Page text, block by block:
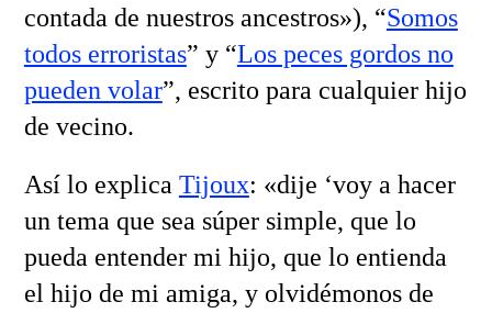
contada de nuestros ancestros»), “Somos
todos erroristas” y “Los peces gordos no
pueden volar”, escrito para cualquier hijo
de vecino.
Así lo explica Tijoux: «dije ‘voy a hacer
un tema que sea súper simple, que lo
pueda entender mi hijo, que lo entienda
el hijo de mi amiga, y olvidémonos de